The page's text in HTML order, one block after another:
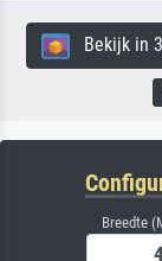
Bekijk in
Breedte